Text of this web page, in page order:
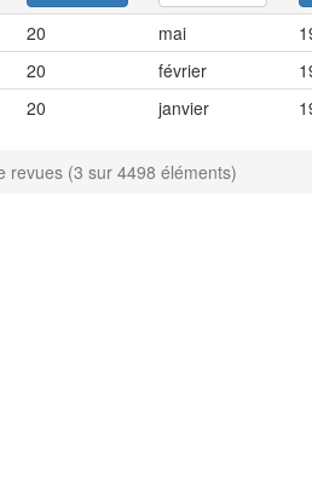
20 mai
20 février
20 janvier
revues (3 sur 4498 éléments)